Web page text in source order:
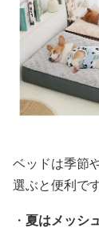
ベッドは季節
選ぶと便利です
・ 夏はメッシ